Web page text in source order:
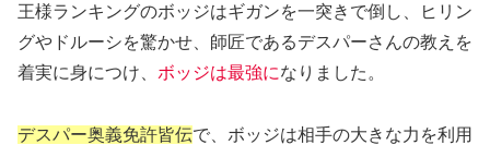
王様ランキングのボッジはギガンを一突きで倒し、ヒリン
グやドルーシを驚かせ、師匠であるデスパーさんの教えを
着実に身につけ、 ボッジは最強になりました。
デスパー奥義免許皆伝で、ボッジは相手の大きな力を利用